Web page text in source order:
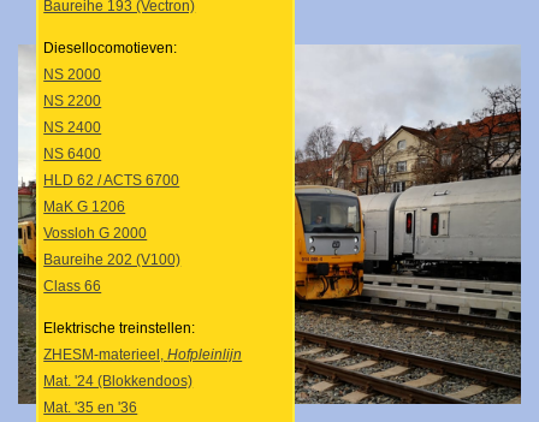
Baureihe 193 (Vectron)
Diesellocomotieven:
NS 2000
NS 2200
NS 2400
NS 6400
HLD 62 / ACTS 6700
MaK G 1206
Vossloh G 2000
Baureihe 202 (V100)
Class 66
Elektrische treinstellen:
ZHESM-materieel,Hofpleinlijn
Mat. '24 (Blokkendoos)
Mat. '35 en '36